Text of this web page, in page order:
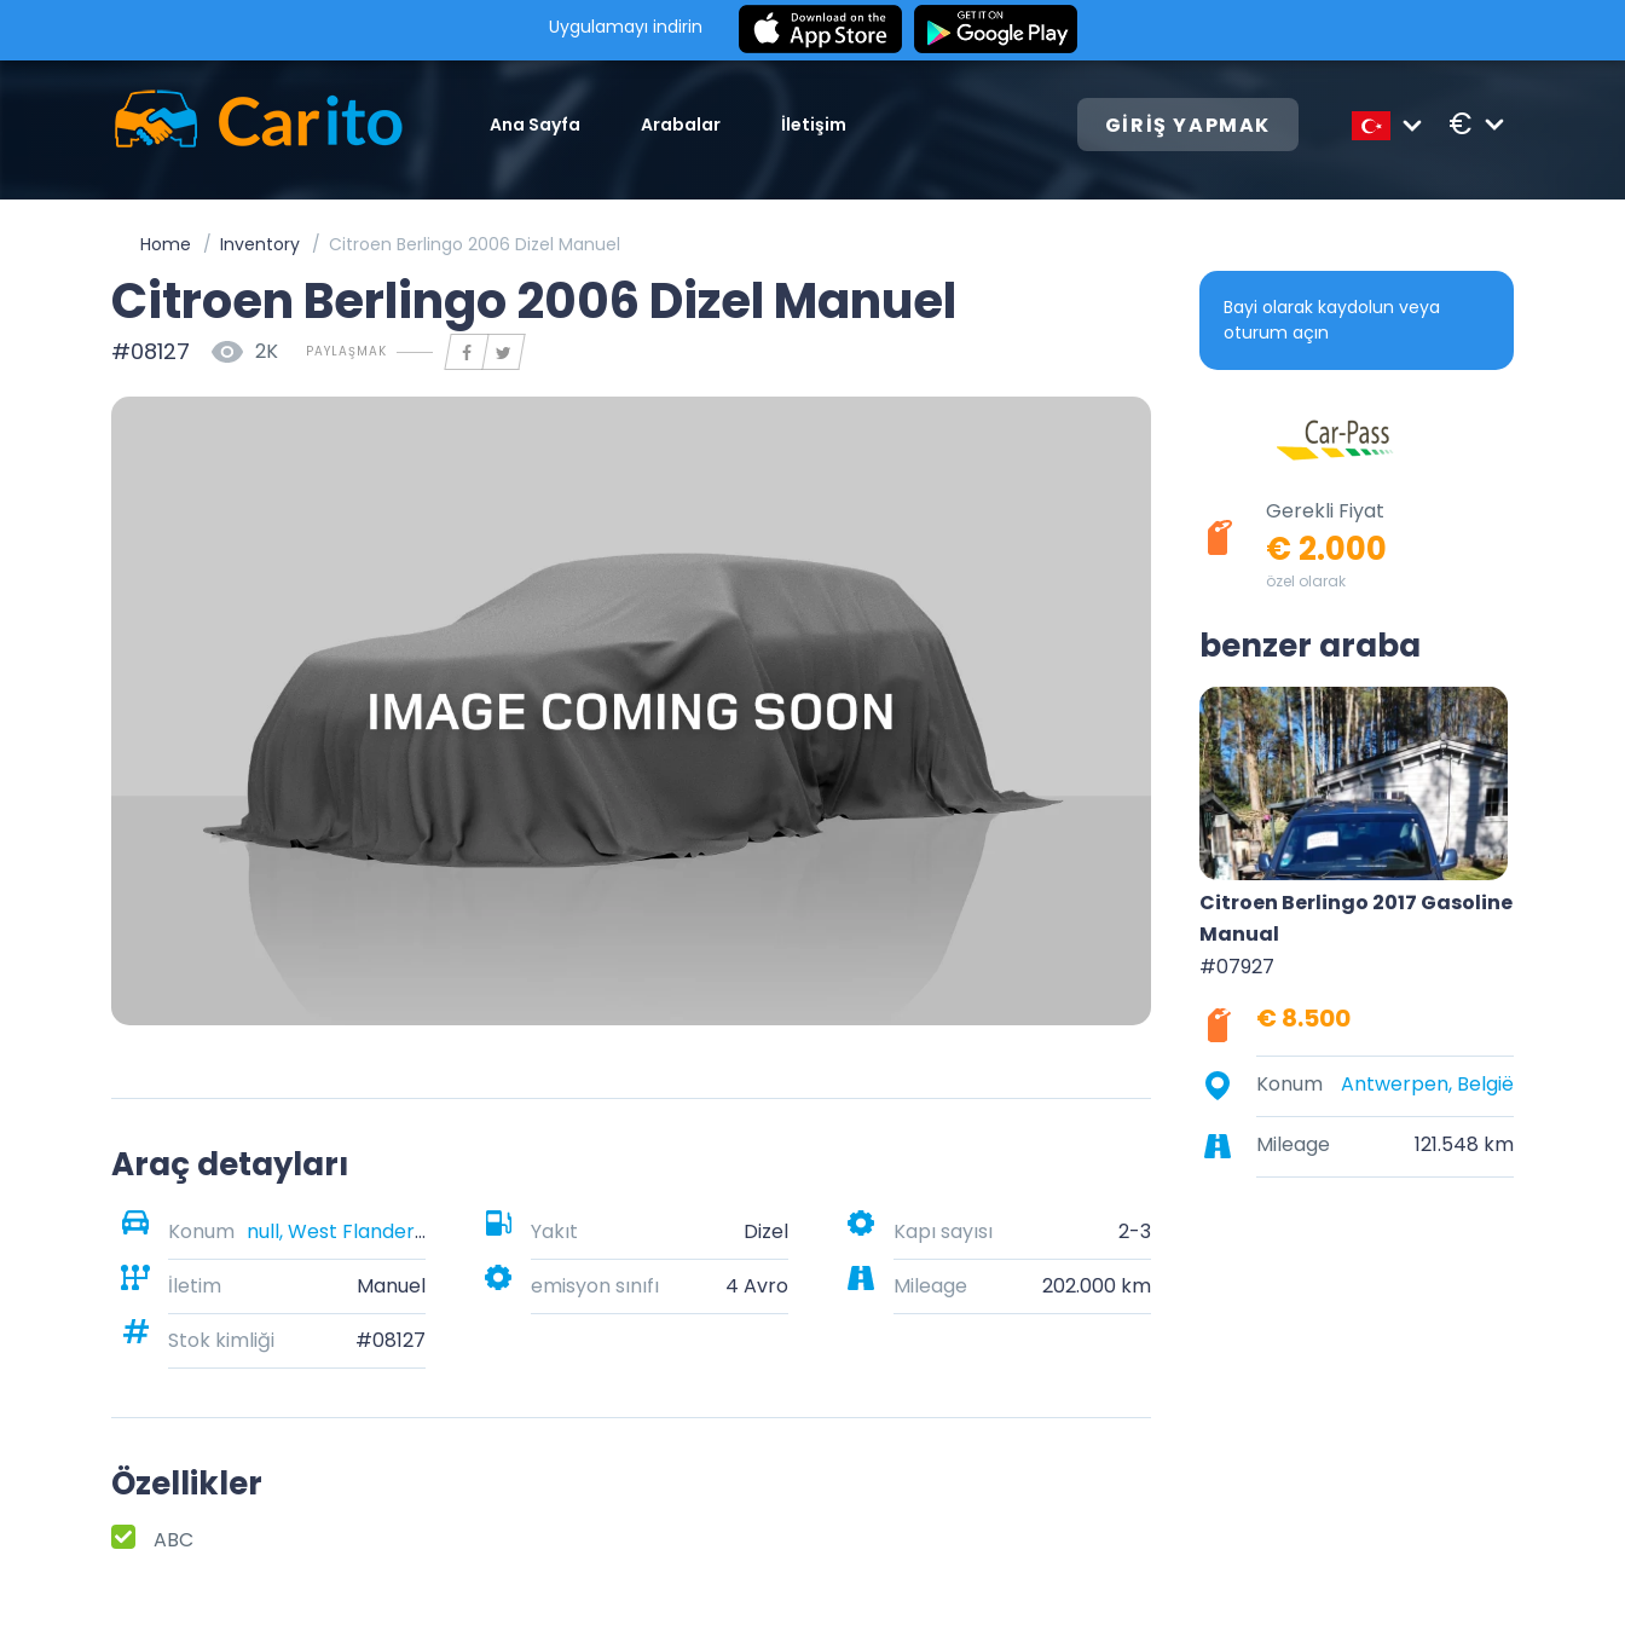
Uygulamayı indirin
Ana Sayfa Arabalar İletişim GIRIŞ YAPMAK €
Home Inventory Citroen Berlingo 2006 Dizel Manuel
Citroen Berlingo 2006 Dizel Manuel
#08127 2K PAYLAŞMAK
Araç detayları
Konum null, West Flanders, Belgium Yakıt Dizel Kapı sayısı
2-3
İletim
Manuel emisyon sınıfı 4 Avro Mileage
202.000 km
Stok kimliği
#08127
Özellikler
ABC
Bayi olarak kaydolun veya
oturum açın
Gerekli Fiyat
€ 2.000
özel olarak
benzer araba
Citroen Berlingo 2017 Gasoline
Manual
#07927
€ 8.500
Konum Antwerpen, België
Mileage 121.548 km